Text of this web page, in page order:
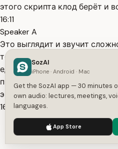
этого скрипта клод берёт и
16:11
Speaker A
Это выглядит и звучит
того, чтобы вот это всё
единой строчки кода. Я
просил Клода создавать мне
ээ, скрипты и
16:26
Speaker A
терминальные команды. Эти
принципов вайп-кодинга
We use cookies to enhance your
SozAI
iPhone · Android · Mac
Get the SozAI app — 30 minutes
own audio: lectures, meetings,
languages.
App Store